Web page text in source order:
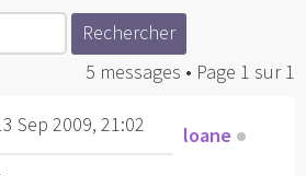
5 messages • Page 1 sur1
Sep 2009, 21:02 loane